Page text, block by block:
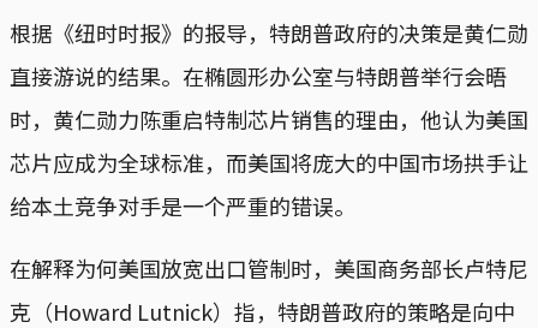
根据《纽时时报》的报导，特朗普政府的决策是黄仁勋
直接游说的结果。在椭圆形办公室与特朗普举行会晤
时，黄仁勋力陈重启特制芯片销售的理由，他认为美国
芯片应成为全球标准，而美国将庞大的中国市场拱手让
给本土竞争对手是一个严重的错误。
在解释为何美国放宽出口管制时，美国商务部长卢特尼
克（Howard Lutnick）指，特朗普政府的策略是向中